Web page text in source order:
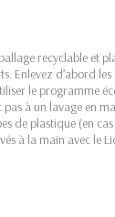
recyclable et
Enlevez d’abord
le programme
pas à un lavage en
de plastique (en
à la main avec le